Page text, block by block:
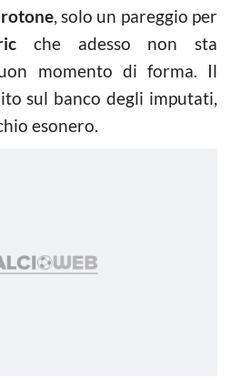
, solo un pareggio per
che adesso non sta
momento di forma. Il
sul banco degli imputati,
esonero.